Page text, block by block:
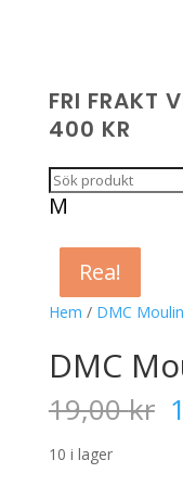
FRI FRAKT
400 KR
M
Hem / DMC
Rea!
DMC
19,00kr
10 i lager
Rea!
Rea!
Rea!